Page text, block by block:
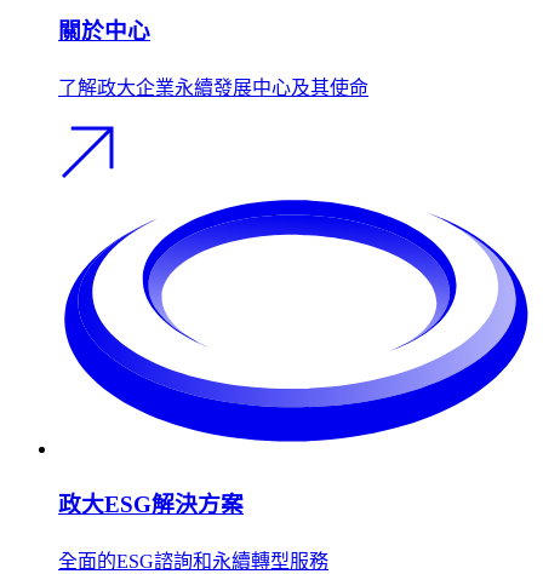
關於中心
了解政大企業永續發展中心及其使命
政大ESG解決方案
全面的ESG諮詢和永續轉型服務